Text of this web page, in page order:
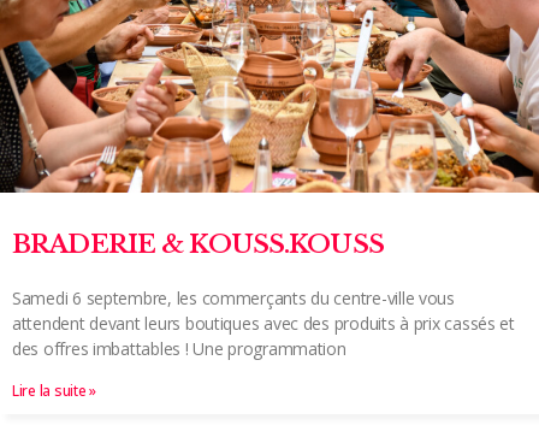
BRADERIE & KOUSS.KOUSS
Samedi 6 septembre, les commerçants du centre-ville vous
attendent devant leurs boutiques avec des produits à prix cassés et
des offres imbattables ! Une programmation
Lire la suite »